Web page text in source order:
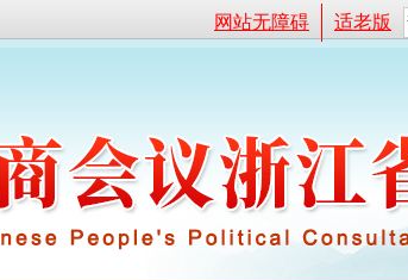
网站无障碍 适老版